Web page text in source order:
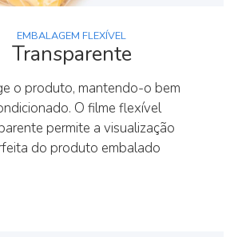
EMBALAGEM FLEXÍVEL
Transparente
o produto, mantendo-o bem
O filme flexível
permite a visualização
do produto embalado